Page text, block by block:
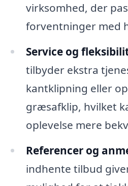
virksomhed, der
forventninger med
Service og
tilbyder ekstra
kantklipning eller
græsafklip, hvilket
oplevelse mere
Referencer og
indhente tilbud